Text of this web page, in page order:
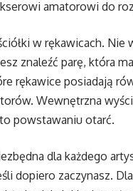
amatorowi do
w rękawicach.
znaleźć parę, która
rękawice posiadają
Wewnętrzna
powstawaniu otarć.
dla każdego
dopiero zaczynasz.